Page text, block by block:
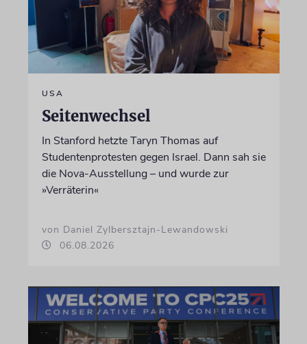
USA
Seitenwechsel
In Stanford hetzte Taryn Thomas auf
Studentenprotesten gegen Israel. Dann sah sie
die Nova-Ausstellung – und wurde zur
»Verräterin«
von Daniel Zylbersztajn-Lewandowski
06.08.2026